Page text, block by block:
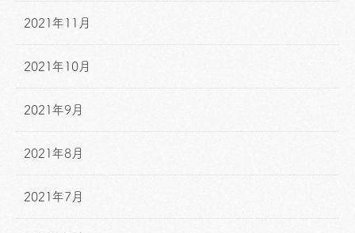
2021年11月
2021年10月
2021年9月
2021年8月
2021年7月